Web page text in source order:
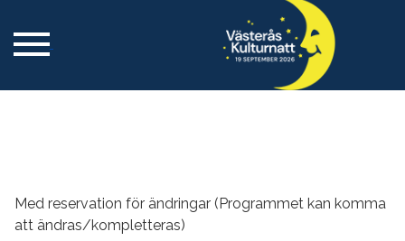
Med reservation för ändringar (Programmet kan komma
att ändras/kompletteras)